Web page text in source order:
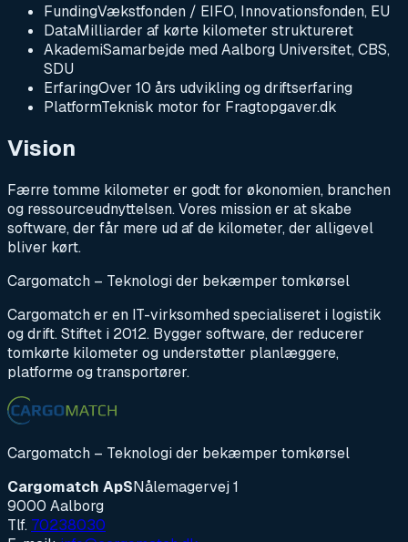
FundingVækstfonden / EIFO, Innovationsfonden, EU
DataMilliarder af kørte kilometer struktureret
AkademiSamarbejde med Aalborg Universitet, CBS,
SDU
ErfaringOver 10 års udvikling og driftserfaring
PlatformTeknisk motor for Fragtopgaver.dk
Vision
Færre tomme kilometer er godt for økonomien, branchen
og ressourceudnyttelsen. Vores mission er at skabe
software, der får mere ud af de kilometer, der alligevel
bliver kørt.
Cargomatch – Teknologi der bekæmper tomkørsel
Cargomatch er en IT-virksomhed specialiseret i logistik
og drift. Stiftet i 2012. Bygger software, der reducerer
tomkørte kilometer og understøtter planlæggere,
platforme og transportører.
Cargomatch – Teknologi der bekæmper tomkørsel
Cargomatch ApSNålemagervej 1
9000 Aalborg
Tlf. 70238030